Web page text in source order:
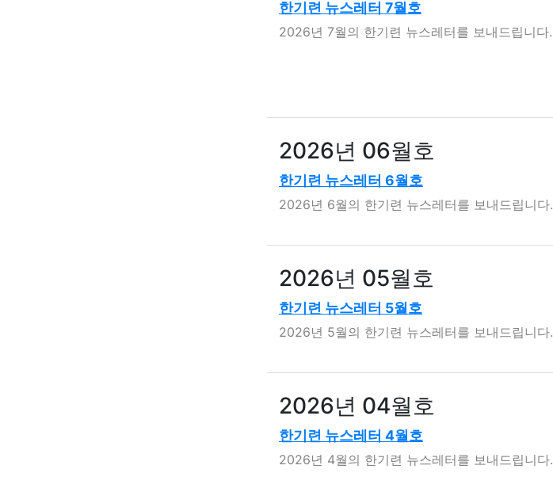
한기련 뉴스레터 7월호
2026년 7월의 한기련 뉴스레터를 보내드립니다.
2026년 06월호
한기련 뉴스레터 6월호
2026년 6월의 한기련 뉴스레터를 보내드립니다.
2026년 05월호
한기련 뉴스레터 5월호
2026년 5월의 한기련 뉴스레터를 보내드립니다.
2026년 04월호
한기련 뉴스레터 4월호
2026년 4월의 한기련 뉴스레터를 보내드립니다.